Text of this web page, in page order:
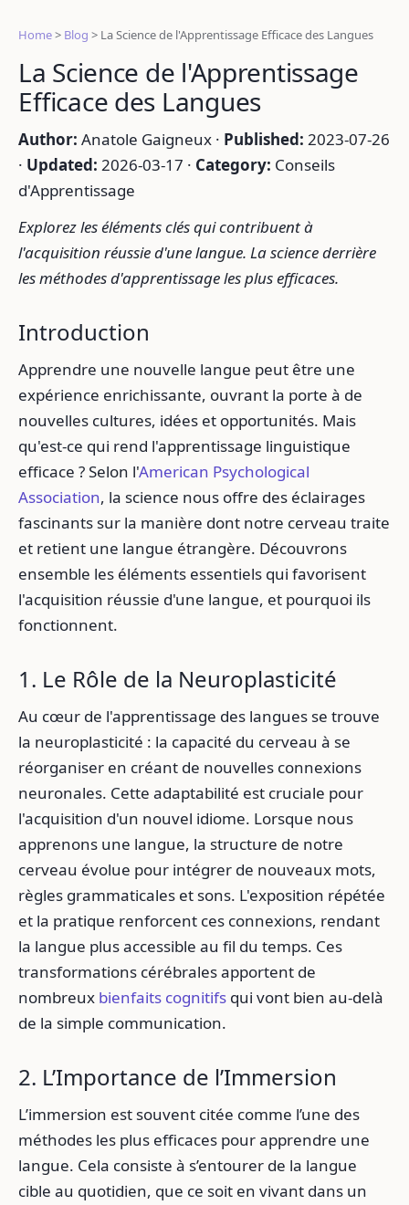
Home> Blog > La Science de l'Apprentissage Efficace des Langues
La Science de l'Apprentissage
Efficace des Langues
Author: Anatole Gaigneux · Published: 2023-07-26
· Updated: 2026-03-17 · Category: Conseils
d'Apprentissage
Explorez les éléments clés qui contribuent à
l'acquisition réussie d'une langue. La science derrière
les méthodes d'apprentissage les plus efficaces.
Introduction
Apprendre une nouvelle langue peut être une
expérience enrichissante, ouvrant la porte à de
nouvelles cultures, idées et opportunités. Mais
qu'est-ce qui rend l'apprentissage linguistique
efficace ? Selon l'American Psychological
Association, la science nous offre des éclairages
fascinants sur la manière dont notre cerveau traite
et retient une langue étrangère. Découvrons
ensemble les éléments essentiels qui favorisent
l'acquisition réussie d'une langue, et pourquoi ils
fonctionnent.
1. Le Rôle de la Neuroplasticité
Au cœur de l'apprentissage des langues se trouve
la neuroplasticité : la capacité du cerveau à se
réorganiser en créant de nouvelles connexions
neuronales. Cette adaptabilité est cruciale pour
l'acquisition d'un nouvel idiome. Lorsque nous
apprenons une langue, la structure de notre
cerveau évolue pour intégrer de nouveaux mots,
règles grammaticales et sons. L'exposition répétée
et la pratique renforcent ces connexions, rendant
la langue plus accessible au fil du temps. Ces
transformations cérébrales apportent de
nombreux bienfaits cognitifs qui vont bien au-delà
de la simple communication.
2. L’Importance de l’Immersion
L’immersion est souvent citée comme l’une des
méthodes les plus efficaces pour apprendre une
langue. Cela consiste à s’entourer de la langue
cible au quotidien, que ce soit en vivant dans un